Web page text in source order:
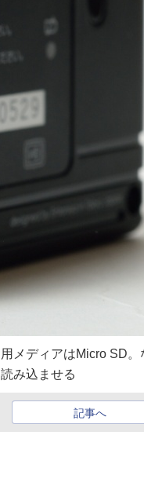
メディアはMicro SD。
み込ませる
記事へ